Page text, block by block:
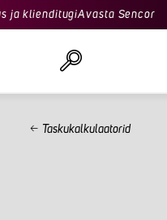
ja klienditugiAvasta Sencor
Taskukalkulaatorid